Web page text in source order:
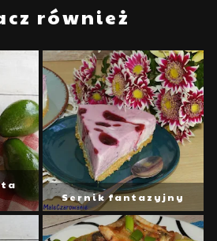
również
Sernik fantazyjny